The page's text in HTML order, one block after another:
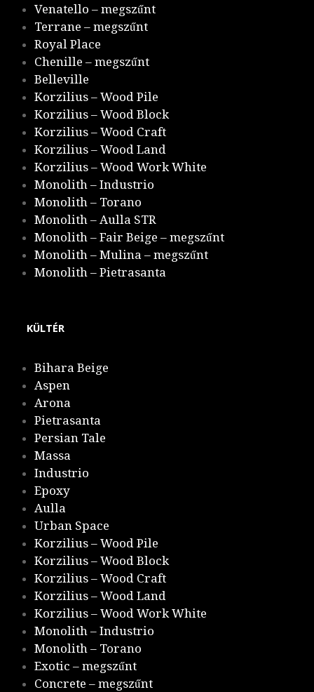
Venatello – megszűnt
Terrane – megszűnt
Royal Place
Chenille – megszűnt
Belleville
Korzilius – Wood Pile
Korzilius – Wood Block
Korzilius – Wood Craft
Korzilius – Wood Land
Korzilius – Wood Work White
Monolith – Industrio
Monolith – Torano
Monolith – Aulla STR
Monolith – Fair Beige – megszűnt
Monolith – Mulina – megszűnt
Monolith – Pietrasanta
KÜLTÉR
Bihara Beige
Aspen
Arona
Pietrasanta
Persian Tale
Massa
Industrio
Epoxy
Aulla
Urban Space
Korzilius – Wood Pile
Korzilius – Wood Block
Korzilius – Wood Craft
Korzilius – Wood Land
Korzilius – Wood Work White
Monolith – Industrio
Monolith – Torano
Exotic – megszűnt
Concrete – megszűnt